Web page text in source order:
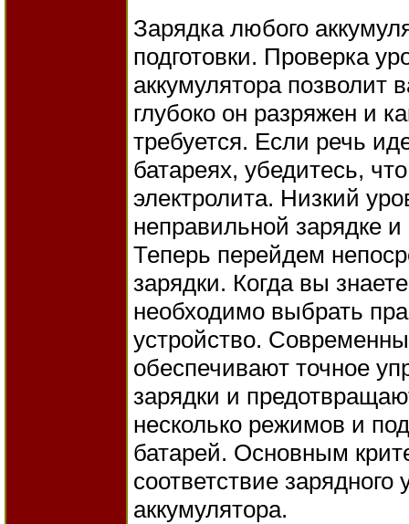
Зарядка любого
подготовки. Проверка
аккумулятора позволит
глубоко он разряжен и
требуется. Если речь
батареях, убедитесь,
электролита. Низкий
неправильной зарядке
Теперь перейдем
зарядки. Когда вы
необходимо выбрать
устройство.
обеспечивают точное
зарядки и
несколько режимов и
батарей. Основным
соответствие
аккумулятора.